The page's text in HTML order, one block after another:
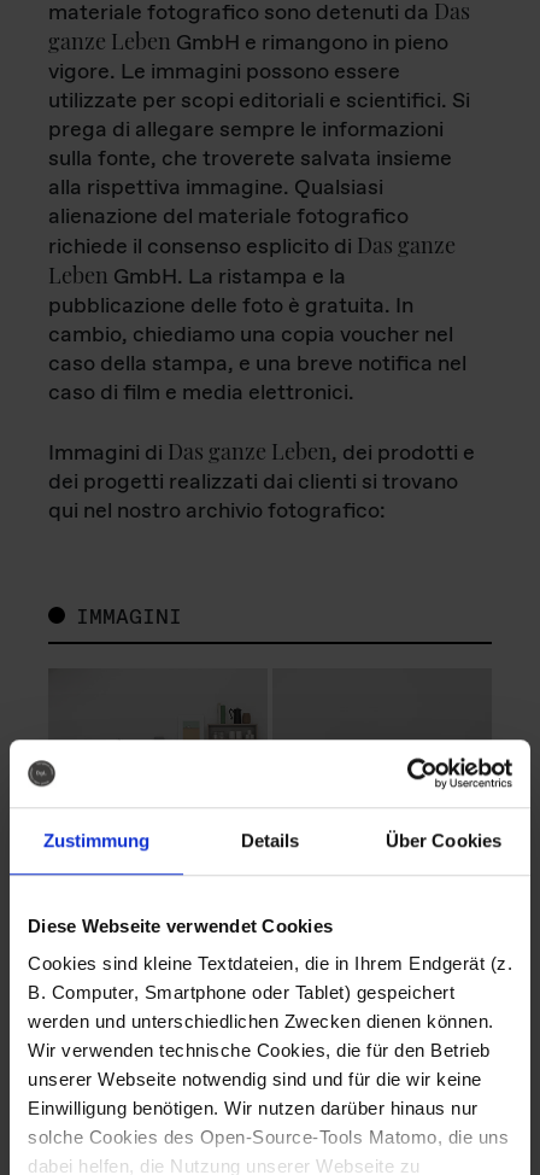
Zustimmung Details Über Cookies
Diese Webseite verwendet Cookies
Cookies sind kleine Textdateien, die in Ihrem Endgerät (z.
B. Computer, Smartphone oder Tablet) gespeichert
werden und unterschiedlichen Zwecken dienen können.
Wir verwenden technische Cookies, die für den Betrieb
unserer Webseite notwendig sind und für die wir keine
Einwilligung benötigen. Wir nutzen darüber hinaus nur
solche Cookies des Open-Source-Tools Matomo, die uns
dabei helfen, die Nutzung unserer Webseite zu
materiale fotografico sono detenuti da Das
ganze Leben GmbH e rimangono in pieno
vigore. Le immagini possono essere
utilizzate per scopi editoriali e scientifici. Si
prega di allegare sempre le informazioni
sulla fonte, che troverete salvata insieme
alla rispettiva immagine. Qualsiasi
alienazione del materiale fotografico
richiede il consenso esplicito di Das ganze
Leben GmbH. La ristampa e la
pubblicazione delle foto è gratuita. In
cambio, chiediamo una copia voucher nel
caso della stampa, e una breve notifica nel
caso di film e media elettronici.
Immagini di Das ganze Leben, dei prodotti e
dei progetti realizzati dai clienti si trovano
qui nel nostro archivio fotografico:
IMMAGINI
Fotografo: Lorenz
Sternbach
Download
Fotografo: Lorenz
Sternbach
Download